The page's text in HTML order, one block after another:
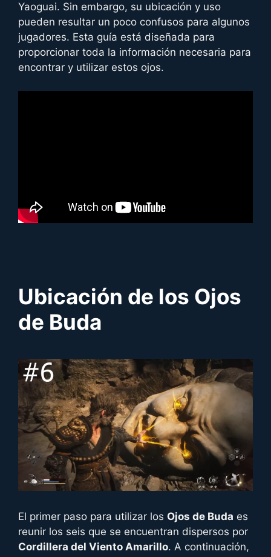
Yaoguai. Sin embargo, su ubicación y uso
pueden resultar un poco confusos para algunos
jugadores. Esta guía está diseñada para
proporcionar toda la información necesaria para
encontrar y utilizar estos ojos.
Ubicación de los Ojos
de Buda
El primer paso para utilizar los Ojos de Buda es
reunir los seis que se encuentran dispersos por
Cordillera del Viento Amarillo. A continuación,